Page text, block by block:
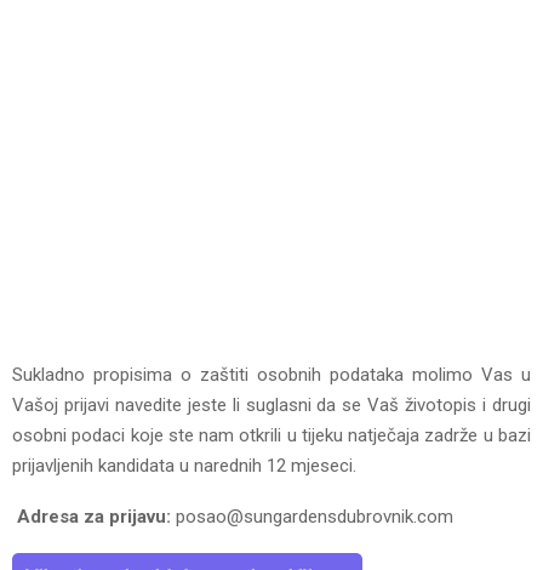
Sukladno propisima o zaštiti osobnih podataka molimo Vas u
Vašoj prijavi navedite jeste li suglasni da se Vaš životopis i drugi
osobni podaci koje ste nam otkrili u tijeku natječaja zadrže u bazi
prijavljenih kandidata u narednih 12 mjeseci.
Adresa za prijavu: posao@sungardensdubrovnik.com